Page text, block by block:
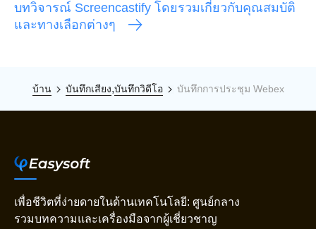
บทวิจารณ์ Screencastify โดยรวมเกี่ยวกับคุณสมบัติ
และทางเลือกต่างๆ
บ้าน บันทึกเสียง,บันทึกวิดีโอ บันทึกการประชุม Webex
เพื่อชีวิตที่ง่ายดายในด้านเทคโนโลยี: ศูนย์กลาง
รวมบทความและเครื่องมือจากผู้เชี่ยวชาญ